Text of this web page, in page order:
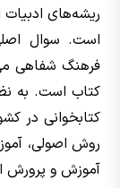
ریشه‌های ادبیات
است. سوال
فرهنگ شفاهی
کتاب است. به
کتابخوانی در
روش اصولی،
آموزش و